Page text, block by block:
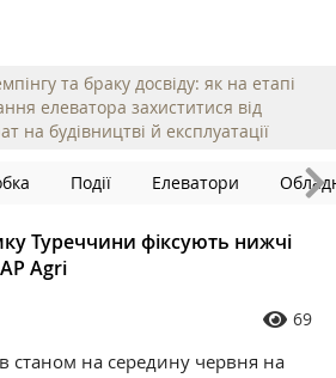
та браку досвіду: як на етапі
елеватора захиститися від
на будівництві й експлуатації
Події Елеватори
Туреччини фіксують нижчі
Agri
69
станом на середину червня на